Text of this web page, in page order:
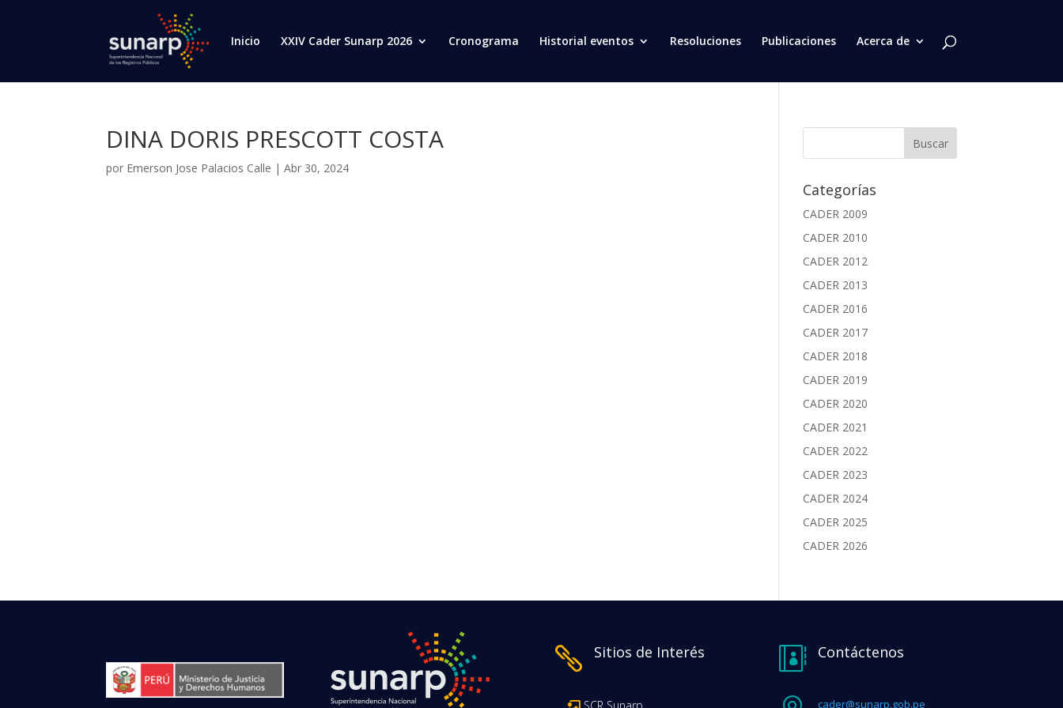
Inicio XXIV Cader Sunarp 2026 Cronograma Historial eventos Resoluciones Publicaciones Acerca de
DINA DORIS PRESCOTT COSTA
por Emerson Jose Palacios Calle |Abr 30, 2024
Categorías
CADER 2009
CADER 2010
CADER 2012
CADER 2013
CADER 2016
CADER 2017
CADER 2018
CADER 2019
CADER 2020
CADER 2021
CADER 2022
CADER 2023
CADER 2024
CADER 2025
CADER 2026
 Sitios de Interés
SCR Sunarp
 Contáctenos
cader@sunarp.gob.pe